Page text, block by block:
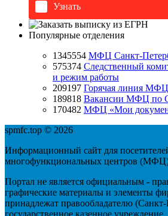
Узнать
Популярные отделения
1345554 МФЦ Санкт-
575374 Следственный
и режим работы
209197 Горячая линия
189818 Вакансии МФЦ по
170482 МФЦ «Мои
spmfc.top © 2026
Информационный сайт для
многофункциональных центров (МФЦ)
Портал не является официальным -
графические материалы и элементы
принадлежат правообладателю (Санкт-
государственное казенное учреждение